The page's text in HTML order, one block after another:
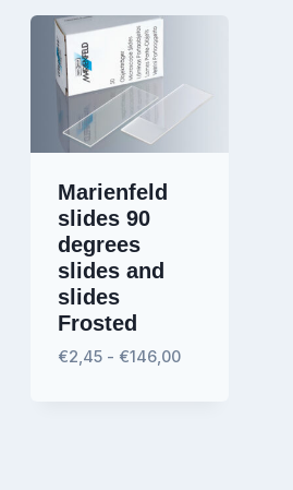
Marienfeld
slides 90
degrees
slides and
slides
Frosted
€2,45 - €146,00Prijsklasse: